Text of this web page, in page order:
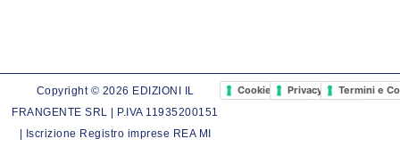
Copyright © 2026 EDIZIONI IL
FRANGENTE SRL | P.IVA 11935200151
| Iscrizione Registro imprese REA MI
Cookie PolicyPrivacy PolicyTermini e